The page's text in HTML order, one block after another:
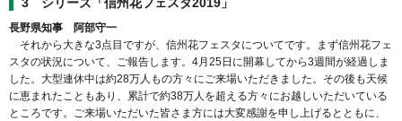
長野県知事 阿部守一
それから大きな3点目ですが、信州花フェスタについてです。まず信州花フェ
スタの状況について、ご報告します。4月25日に開幕してから3週間が経過しま
した。大型連休中は約28万人もの方々にご来場いただきました。その後も天候
に恵まれたこともあり、累計で約38万人を超える方々にお越しいただいている
ところです。ご来場いただいた皆さま方には大変感謝を申し上げるとともに、